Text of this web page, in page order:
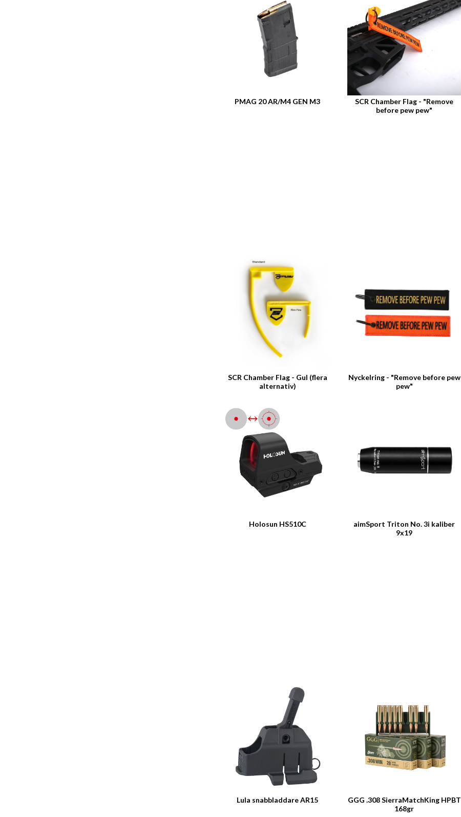
PMAG 20 AR/M4 GEN M3
SCR Chamber Flag - "Remove
before pew pew"
SCR Chamber Flag - Gul (flera
alternativ)
Nyckelring - "Remove before pew
pew"
Holosun HS510C
aimSport Triton No. 3i kaliber
9x19
Lula snabbladdare AR15
GGG .308 SierraMatchKing HPBT
168gr